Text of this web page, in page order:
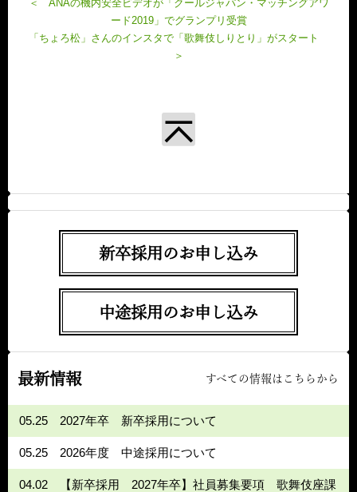
＜ ANAの機内安全ビデオが「クールジャパン・マッチングアワ
ード2019」でグランプリ受賞
「ちょろ松」さんのインスタで「歌舞伎しりとり」がスタート
＞
新卒採用のお申し込み
中途採用のお申し込み
最新情報 すべての情報はこちらから
05.25 2027年卒 新卒採用について
05.25 2026年度 中途採用について
04.02 【新卒採用 2027年卒】社員募集要項 歌舞伎座課